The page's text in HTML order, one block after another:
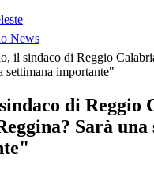
News
il sindaco di Reggio
settimana importante"
di Reggio
Sarà una